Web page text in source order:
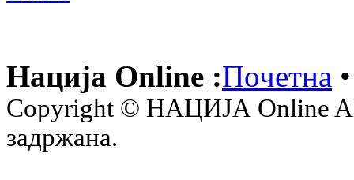
Нација Online :Почетна
Copyright © НАЦИЈА Online
задржана.